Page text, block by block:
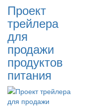
Проект
трейлера
для
продажи
продуктов
питания